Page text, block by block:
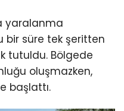
yaralanma
bir süre tek şeritten
tutuldu. Bölgede
oluşmazken,
başlattı.